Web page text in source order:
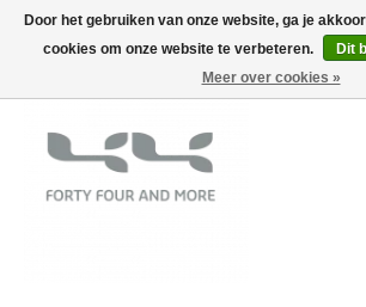
Door het gebruiken van onze website, ga je
cookies om onze website te verbeteren.
Dit
Meer over cookies »